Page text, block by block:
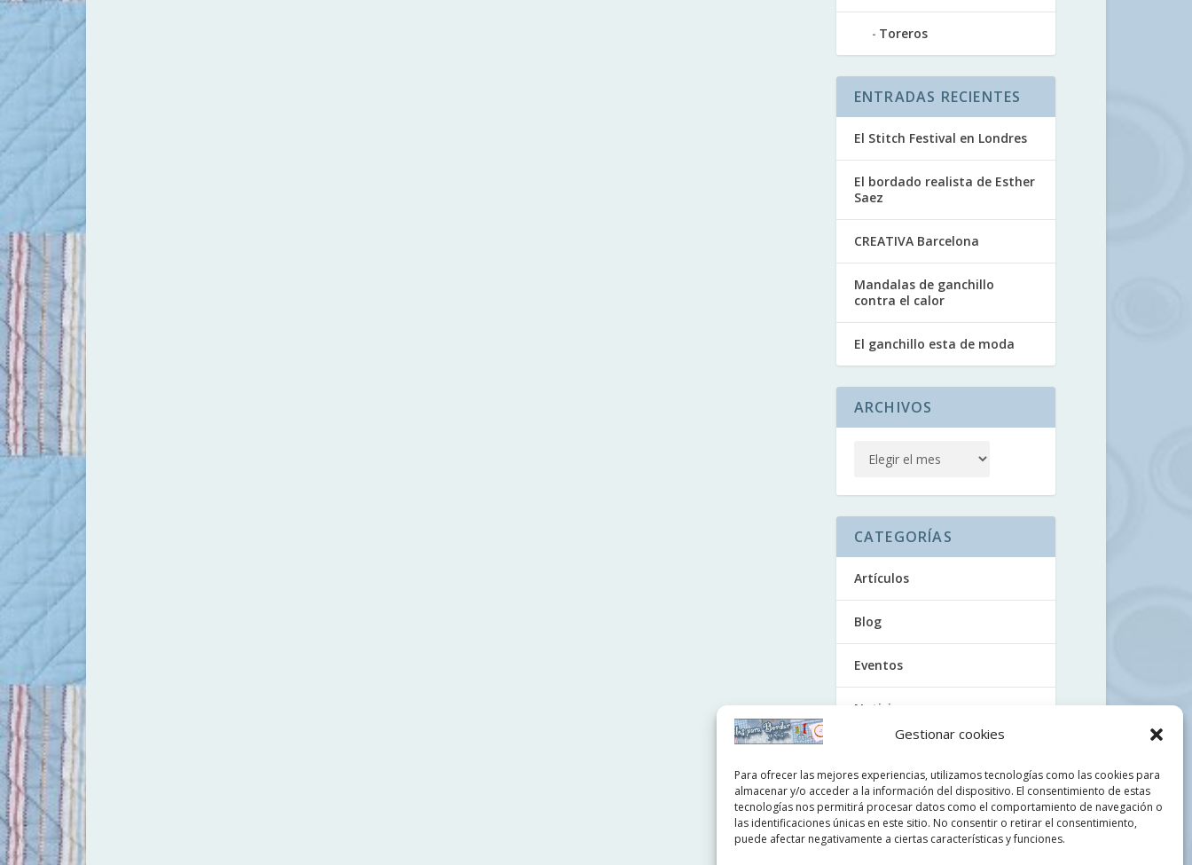
Gestionar cookies
Para ofrecer las mejores experiencias, utilizamos tecnologías como las cookies para
almacenar y/o acceder a la información del dispositivo. El consentimiento de estas
tecnologías nos permitirá procesar datos como el comportamiento de navegación o
las identificaciones únicas en este sitio. No consentir o retirar el consentimiento,
puede afectar negativamente a ciertas características y funciones.
Toreros
ENTRADAS RECIENTES
El Stitch Festival en Londres
El bordado realista de Esther
Saez
CREATIVA Barcelona
Mandalas de ganchillo
contra el calor
El ganchillo esta de moda
ARCHIVOS
CATEGORÍAS
Artículos
Blog
Eventos
Noticias
Uncategorized
Videos